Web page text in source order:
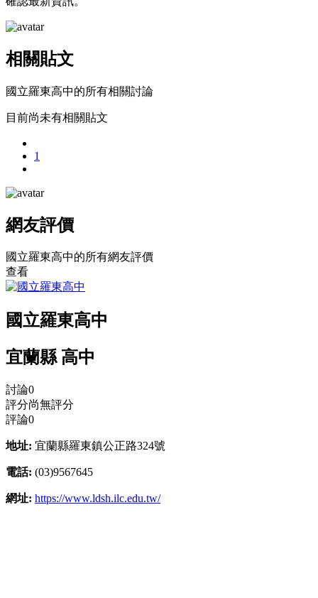
相關貼文
國立羅東高中的所有相關討論
目前尚未有相關貼文
1
網友評價
國立羅東高中的所有網友評價
查看
國立羅東高中
宜蘭縣 高中
討論0
評分尚無評分
評論0
地址: 宜蘭縣羅東鎮公正路324號
電話: (03)9567645
網址: https://www.ldsh.ilc.edu.tw/